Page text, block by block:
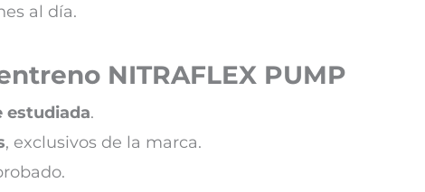
al día.
NITRAFLEX PUMP
.
, exclusivos de la marca.